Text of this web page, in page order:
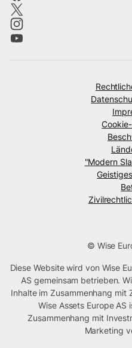
"Modern
© Wise
Diese Website wird von Wise
AS gemeinsam betrieben.
Inhalte im Zusammenhang mit
Wise Assets Europe
Zusammenhang mit
Marketing